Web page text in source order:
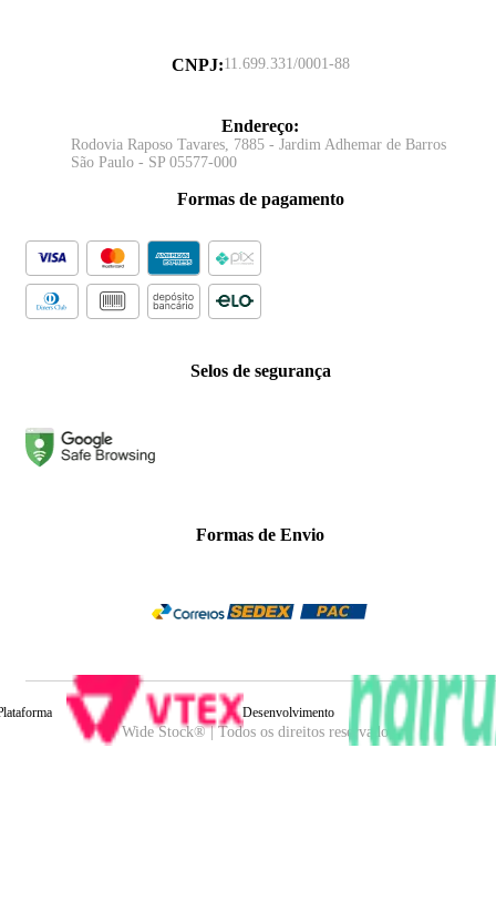
CNPJ:11.699.331/0001-88
Endereço:
Rodovia Raposo Tavares, 7885 - Jardim Adhemar de Barros
São Paulo - SP 05577-000
Formas de pagamento
Selos de segurança
Formas de Envio
Wide Stock® | Todos os direitos reservados.
Desenvolvimento